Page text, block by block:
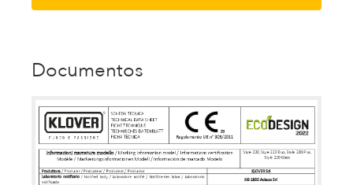
Documentos